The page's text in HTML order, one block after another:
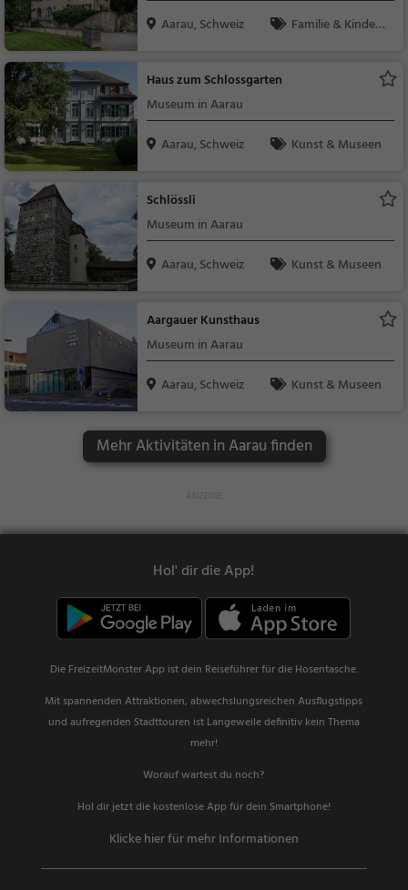
Aarau, Schweiz
Familie & Kinder,
Haus zum Schlossgarten
Museum in Aarau
Aarau, Schweiz
Kunst & Museen
Schlössli
Museum in Aarau
Aarau, Schweiz
Kunst & Museen
Aargauer Kunsthaus
Museum in Aarau
Aarau, Schweiz
Kunst & Museen
Mehr Aktivitäten in Aarau finden
Hol' dir die App!
Die FreizeitMonster App ist dein Reiseführer für die Hosentasche.
Mit spannenden Attraktionen, abwechslungsreichen Ausflugstipps
und aufregenden Stadttouren ist Langeweile definitiv kein Thema
mehr!
Worauf wartest du noch?
Hol dir jetzt die kostenlose App für dein Smartphone!
Klicke hier für mehr Informationen